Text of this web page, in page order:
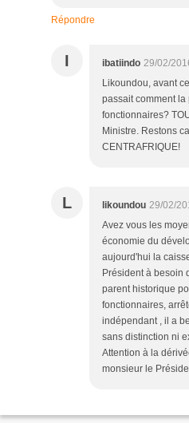
Répondre
I ibatiindo 29/02/
Likoundou, avant
passait comment
fonctionnaires?
Ministre. Restons
CENTRAFRIQUE!
L likoundou 29/02/
Avez vous les
économie du
aujourd'hui la
Président à besoin
parent historique
fonctionnaires,
indépendant , il a
sans distinction ni
Attention à la
monsieur le